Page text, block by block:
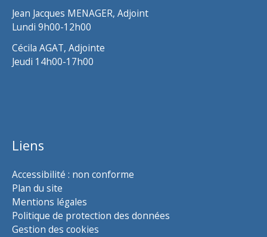
Jean Jacques MENAGER, Adjoint
Lundi 9h00-12h00
Cécila AGAT, Adjointe
Jeudi 14h00-17h00
Liens
Accessibilité : non conforme
Plan du site
Mentions légales
Politique de protection des données
Gestion des cookies